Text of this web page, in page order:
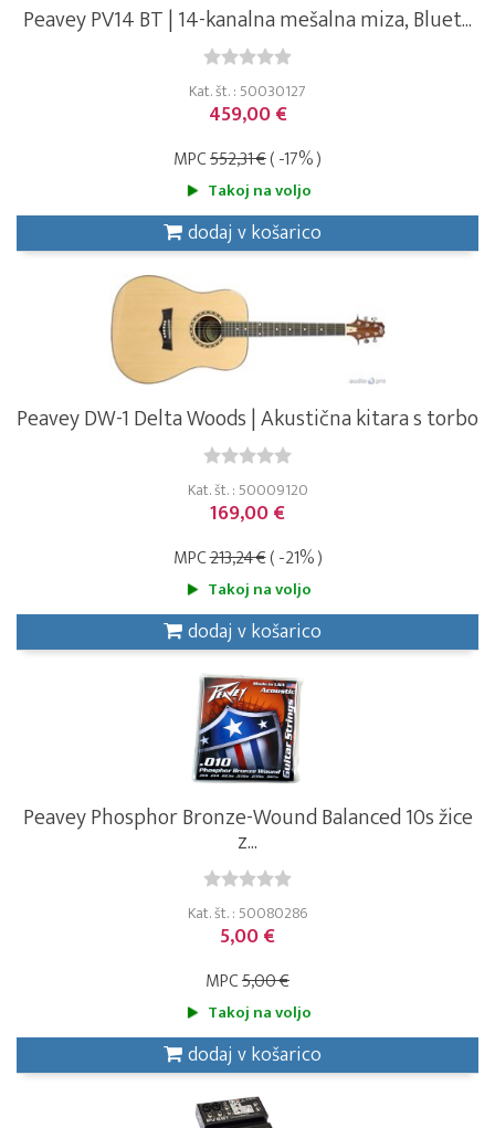
Peavey PV14 BT | 14-kanalna mešalna miza, Bluet...
Kat. št. : 50030127
459,00 €
MPC552,31 €( -17% )
Takoj na voljo
dodaj v košarico
Peavey DW-1 Delta Woods | Akustična kitara s torbo
Kat. št. : 50009120
169,00 €
MPC213,24 €( -21% )
Takoj na voljo
dodaj v košarico
Peavey Phosphor Bronze-Wound Balanced 10s žice
z...
Kat. št. : 50080286
5,00 €
MPC5,00 €
Takoj na voljo
dodaj v košarico